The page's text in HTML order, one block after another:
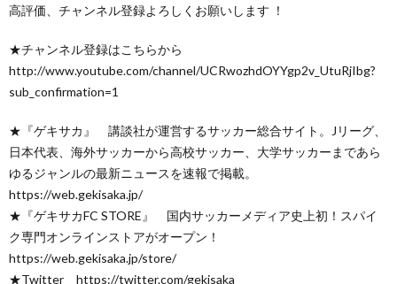
高評価、チャンネル登録よろしくお願いします ！
★チャンネル登録はこちらから
http://www.youtube.com/channel/UCRwozhdOYYgp2v_UtuRjIbg?
sub_confirmation=1
★『ゲキサカ』 講談社が運営するサッカー総合サイト。Jリーグ、
日本代表、海外サッカーから高校サッカー、大学サッカーまであら
ゆるジャンルの最新ニュースを速報で掲載。
https://web.gekisaka.jp/
★『ゲキサカFC STORE』 国内サッカーメディア史上初！スパイ
ク専門オンラインストアがオープン！
https://web.gekisaka.jp/store/
★Twitter https://twitter.com/gekisaka